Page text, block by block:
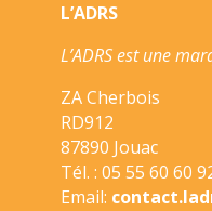
L’ADRS
L’ADRS est une
ZA Cherbois
RD912
87890 Jouac
Tél. : 05 55 60 60
Email: